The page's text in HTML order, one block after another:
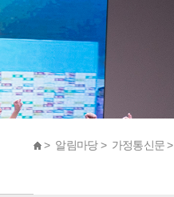
> 알림마당 > 가정통신문 >